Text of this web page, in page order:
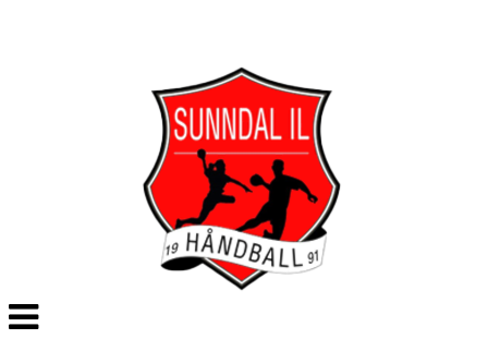
Veksle
navigasjon